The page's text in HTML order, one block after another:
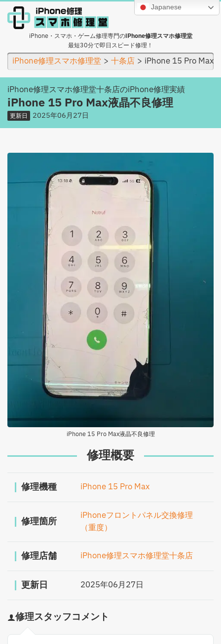
Japanese
iPhone・スマホ・ゲーム修理専門のiPhone修理スマホ修理堂
最短30分で即日スピード修理！
iPhone修理スマホ修理堂 十条店 iPhone 15 Pro Max
iPhone修理スマホ修理堂十条店のiPhone修理実績
iPhone 15 Pro Max液晶不良修理
更新日 2025年06月27日
iPhone 15 Pro Max液晶不良修理
修理概要
修理機種 iPhone 15 Pro Max
修理箇所
iPhoneフロントパネル交換修理
（重度）
修理店舗 iPhone修理スマホ修理堂十条店
更新日 2025年06月27日
修理スタッフコメント